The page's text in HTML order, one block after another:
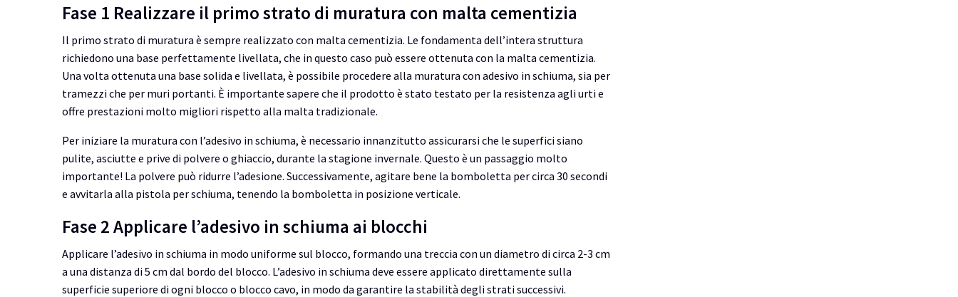
Fase 1 Realizzare il primo strato di muratura con malta cementizia
Il primo strato di muratura è sempre realizzato con malta cementizia. Le fondamenta dell’intera struttura
richiedono una base perfettamente livellata, che in questo caso può essere ottenuta con la malta cementizia.
Una volta ottenuta una base solida e livellata, è possibile procedere alla muratura con adesivo in schiuma, sia per
tramezzi che per muri portanti. È importante sapere che il prodotto è stato testato per la resistenza agli urti e
offre prestazioni molto migliori rispetto alla malta tradizionale.
Per iniziare la muratura con l’adesivo in schiuma, è necessario innanzitutto assicurarsi che le superfici siano
pulite, asciutte e prive di polvere o ghiaccio, durante la stagione invernale. Questo è un passaggio molto
importante! La polvere può ridurre l’adesione. Successivamente, agitare bene la bomboletta per circa 30 secondi
e avvitarla alla pistola per schiuma, tenendo la bomboletta in posizione verticale.
Fase 2 Applicare l’adesivo in schiuma ai blocchi
Applicare l’adesivo in schiuma in modo uniforme sul blocco, formando una treccia con un diametro di circa 2-3 cm
a una distanza di 5 cm dal bordo del blocco. L’adesivo in schiuma deve essere applicato direttamente sulla
superficie superiore di ogni blocco o blocco cavo, in modo da garantire la stabilità degli strati successivi.